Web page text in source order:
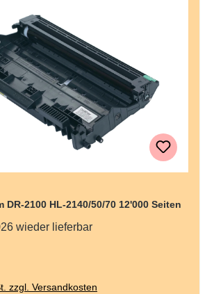
DR-2100 HL-2140/50/70 12'000 Seiten
wieder lieferbar
zzgl. Versandkosten